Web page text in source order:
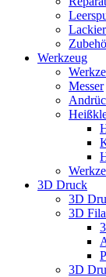
Werkzeug
Messer
3D Druck
3D
3D
3D